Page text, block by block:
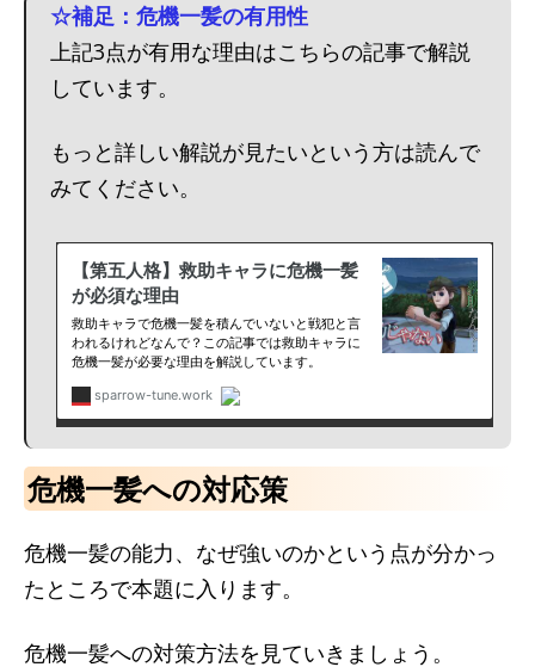
☆補足：危機一髪の有用性
上記3点が有用な理由はこちらの記事で解説
しています。
もっと詳しい解説が見たいという方は読んで
みてください。
危機一髪への対応策
危機一髪の能力、なぜ強いのかという点が分かっ
たところで本題に入ります。
危機一髪への対策方法を見ていきましょう。